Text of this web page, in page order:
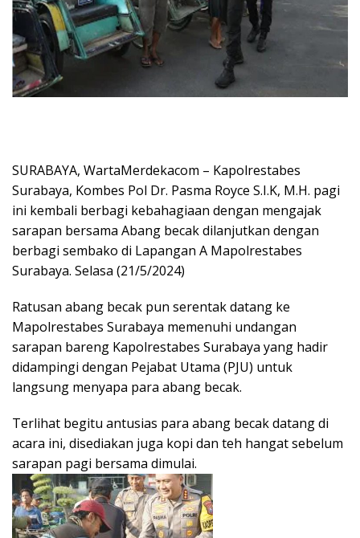
SURABAYA, WartaMerdekacom – Kapolrestabes
Surabaya, Kombes Pol Dr. Pasma Royce S.I.K, M.H. pagi
ini kembali berbagi kebahagiaan dengan mengajak
sarapan bersama Abang becak dilanjutkan dengan
berbagi sembako di Lapangan A Mapolrestabes
Surabaya. Selasa (21/5/2024)
Ratusan abang becak pun serentak datang ke
Mapolrestabes Surabaya memenuhi undangan
sarapan bareng Kapolrestabes Surabaya yang hadir
didampingi dengan Pejabat Utama (PJU) untuk
langsung menyapa para abang becak.
Terlihat begitu antusias para abang becak datang di
acara ini, disediakan juga kopi dan teh hangat sebelum
sarapan pagi bersama dimulai.